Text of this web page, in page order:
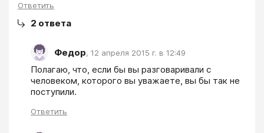
Ответить
2 ответа
Федор, 12 апреля 2015 г. в 12:49
Полагаю, что, если бы вы разговаривали с
человеком, которого вы уважаете, вы бы так не
поступили.
Ответить